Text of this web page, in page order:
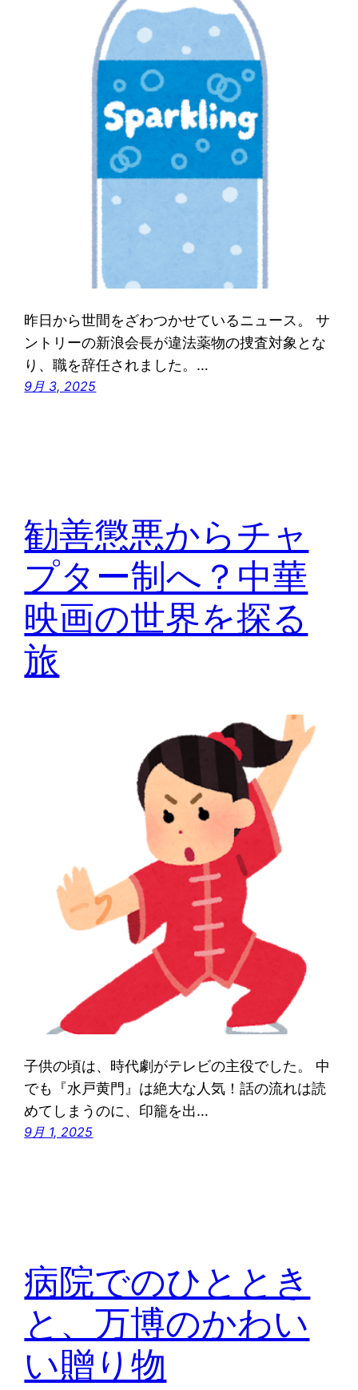
昨日から世間をざわつかせているニュース。 サ
ントリーの新浪会長が違法薬物の捜査対象とな
り、職を辞任されました。…
9月 3, 2025
勧善懲悪からチャ
プター制へ？中華
映画の世界を探る
旅
子供の頃は、時代劇がテレビの主役でした。 中
でも『水戸黄門』は絶大な人気！話の流れは読
めてしまうのに、印籠を出…
9月 1, 2025
病院でのひととき
と、万博のかわい
い贈り物